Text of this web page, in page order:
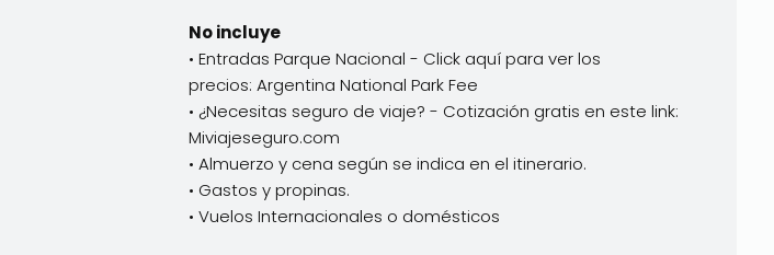
No incluye
• Entradas Parque Nacional - Click aquí para ver los
precios: Argentina National Park Fee
• ¿Necesitas seguro de viaje? - Cotización gratis en este link:
Miviajeseguro.com
• Almuerzo y cena según se indica en el itinerario.
• Gastos y propinas.
• Vuelos Internacionales o domésticos